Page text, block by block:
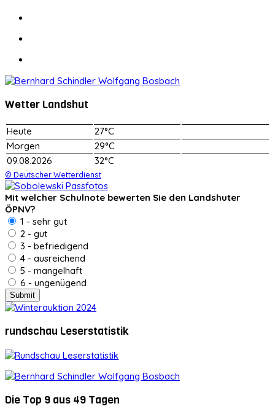
Wetter Landshut
Heute
27°C
Morgen
29°C
09.08.2026
32°C
© Deutscher Wetterdienst
Mit welcher Schulnote bewerten Sie den Landshuter
ÖPNV?
1 - sehr gut
2 - gut
3 - befriedigend
4 - ausreichend
5 - mangelhaft
6 - ungenügend
rundschau Leserstatistik
Die Top 9 aus 49 Tagen